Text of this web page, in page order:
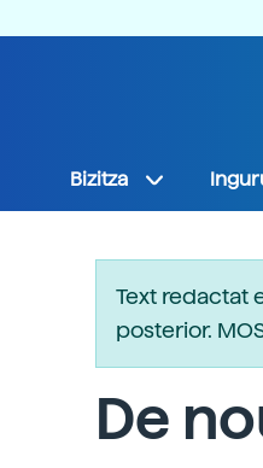
Bizitza
Text redactat
posterior.
De